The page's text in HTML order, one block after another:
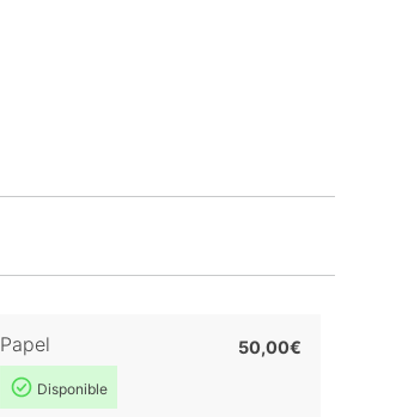
Papel
Disponible
50,00€